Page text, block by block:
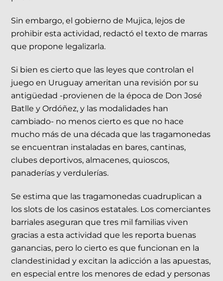
Sin embargo, el gobierno de Mujica, lejos de
prohibir esta actividad, redactó el texto de marras
que propone legalizarla.
Si bien es cierto que las leyes que controlan el
juego en Uruguay ameritan una revisión por su
antigüedad -provienen de la época de Don José
Batlle y Ordóñez, y las modalidades han
cambiado- no menos cierto es que no hace
mucho más de una década que las tragamonedas
se encuentran instaladas en bares, cantinas,
clubes deportivos, almacenes, quioscos,
panaderías y verdulerías.
Se estima que las tragamonedas cuadruplican a
los slots de los casinos estatales. Los comerciantes
barriales aseguran que tres mil familias viven
gracias a esta actividad que les reporta buenas
ganancias, pero lo cierto es que funcionan en la
clandestinidad y excitan la adicción a las apuestas,
en especial entre los menores de edad y personas